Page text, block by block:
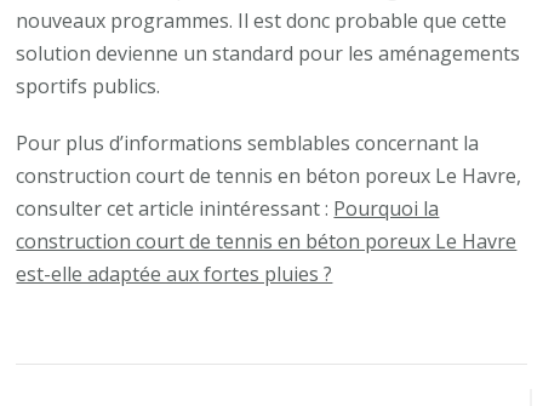
nouveaux programmes. Il est donc probable que cette
solution devienne un standard pour les aménagements
sportifs publics.
Pour plus d’informations semblables concernant la
construction court de tennis en béton poreux Le Havre,
consulter cet article inintéressant : Pourquoi la
construction court de tennis en béton poreux Le Havre
est-elle adaptée aux fortes pluies ?